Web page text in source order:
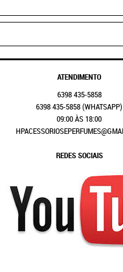
ATENDIMENTO
6398435-5858
6398435-5858(WHATSAPP)
09:00 ÀS 18:00
REDES SOCIAIS